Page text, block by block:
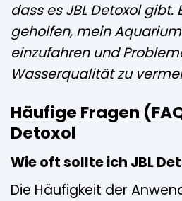
dass es JBL Detoxol gibt.
geholfen, mein
einzufahren und
Wasserqualität zu
Häufige Fragen
Detoxol
Wie oft sollte ich JBL
Die Häufigkeit der